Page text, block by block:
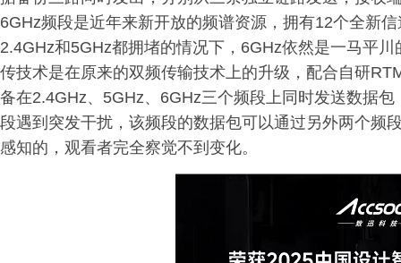
6GHz频段是近年来新开放的频谱资源，拥有12个全新
2.4GHz和5GHz都拥堵的情况下，6GHz依然是一马平
传技术是在原来的双频传输技术上的升级，配合自研
备在2.4GHz、5GHz、6GHz三个频段上同时发送数据
段遇到突发干扰，该频段的数据包可以通过另外两个频
感知的，观看者完全察觉不到变化。